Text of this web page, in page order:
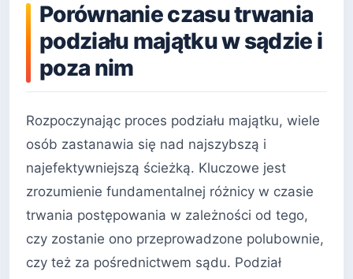
Porównanie czasu trwania
podziału majątku w sądzie i
poza nim
Rozpoczynając proces podziału majątku, wiele
osób zastanawia się nad najszybszą i
najefektywniejszą ścieżką. Kluczowe jest
zrozumienie fundamentalnej różnicy w czasie
trwania postępowania w zależności od tego,
czy zostanie ono przeprowadzone polubownie,
czy też za pośrednictwem sądu. Podział